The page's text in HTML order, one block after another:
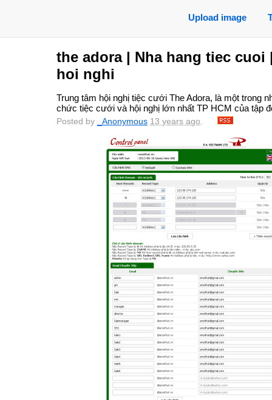
Upload image
the adora | Nha hang tiec cuoi
hoi nghi
Trung tâm hội nghị tiệc cưới The Adora, là một trong
chức tiệc cưới và hội nghị lớn nhất TP HCM của tập
Posted by _Anonymous 13 years ago.